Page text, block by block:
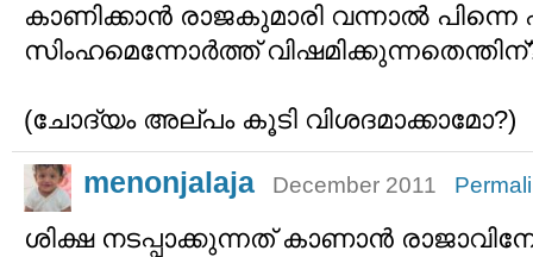
കാണിക്കാന്‍ രാജകുമാരി വന്നാല്‍
സിംഹമെന്നോര്‍ത്ത്
(ചോദ്യം അല്പം കൂടി വിശദമാക്കാമോ?)
menonjalaja December 2011
ശിക്ഷ നടപ്പാക്കുന്നത് കാണാന്‍